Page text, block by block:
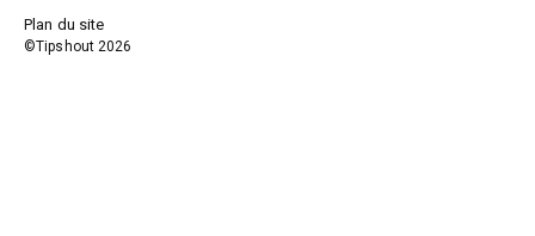
Plan du site
©Tipshout 2026